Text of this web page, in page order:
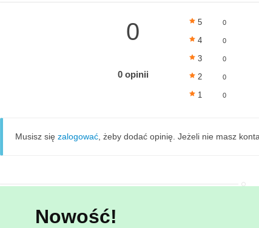
0
0 opinii
5 0
4 0
3 0
2 0
1 0
Musisz się zalogować , żeby dodać opinię. Jeżeli nie masz konta
Nowość!